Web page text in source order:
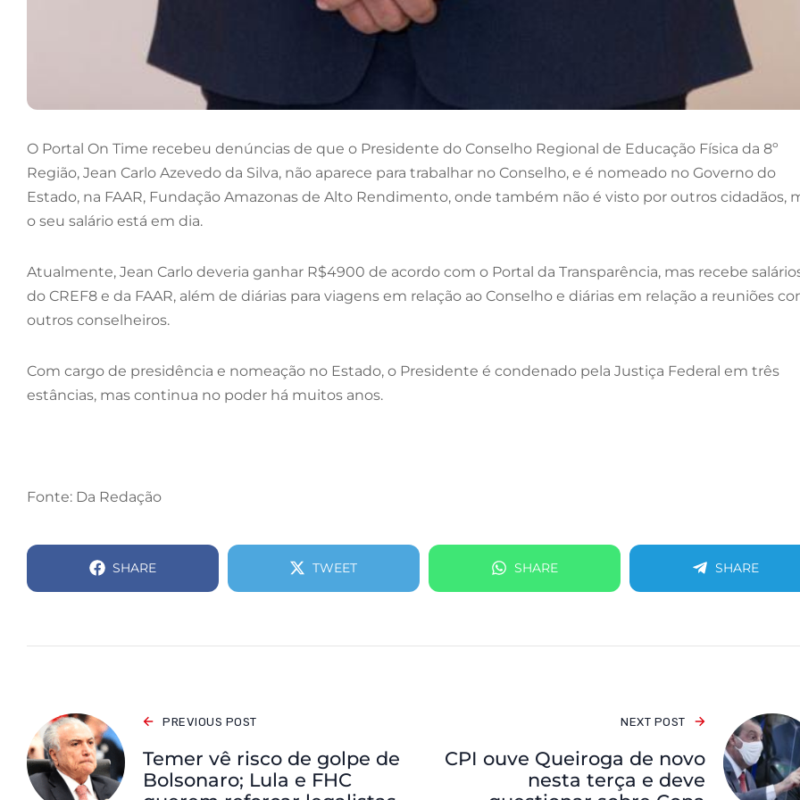
O Portal On Time recebeu denúncias de que o Presidente do Conselho Regional de Educação Física da 8º
Região, Jean Carlo Azevedo da Silva, não aparece para trabalhar no Conselho, e é nomeado no Governo do
Estado, na FAAR, Fundação Amazonas de Alto Rendimento, onde também não é visto por outros cidadãos,
o seu salário está em dia.
Atualmente, Jean Carlo deveria ganhar R$4900 de acordo com o Portal da Transparência, mas recebe
do CREF8 e da FAAR, além de diárias para viagens em relação ao Conselho e diárias em relação a reuniões
outros conselheiros.
Com cargo de presidência e nomeação no Estado, o Presidente é condenado pela Justiça Federal em três
estâncias, mas continua no poder há muitos anos.
Fonte: Da Redação
SHARE TWEET SHARE SHARE
PREVIOUS POST
Temer vê risco de golpe de
Bolsonaro; Lula e FHC
NEXT POST
CPI ouve Queiroga de novo
nesta terça e deve